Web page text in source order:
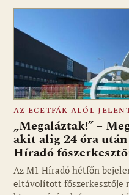
Fotó: media1.hu
AZ ECETFÁK ALÓL
„Megaláztak!” –
akit alig 24 óra
Híradó
Az M1 Híradó hétfőn
eltávolított főszerkesztője